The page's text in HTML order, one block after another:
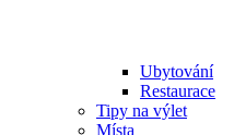
Ubytování
Restaurace
Tipy na výlet
Místa